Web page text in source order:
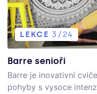
LEKCE 3/24
Barre senioři
Barre je inovativní
pohyby s vysoce